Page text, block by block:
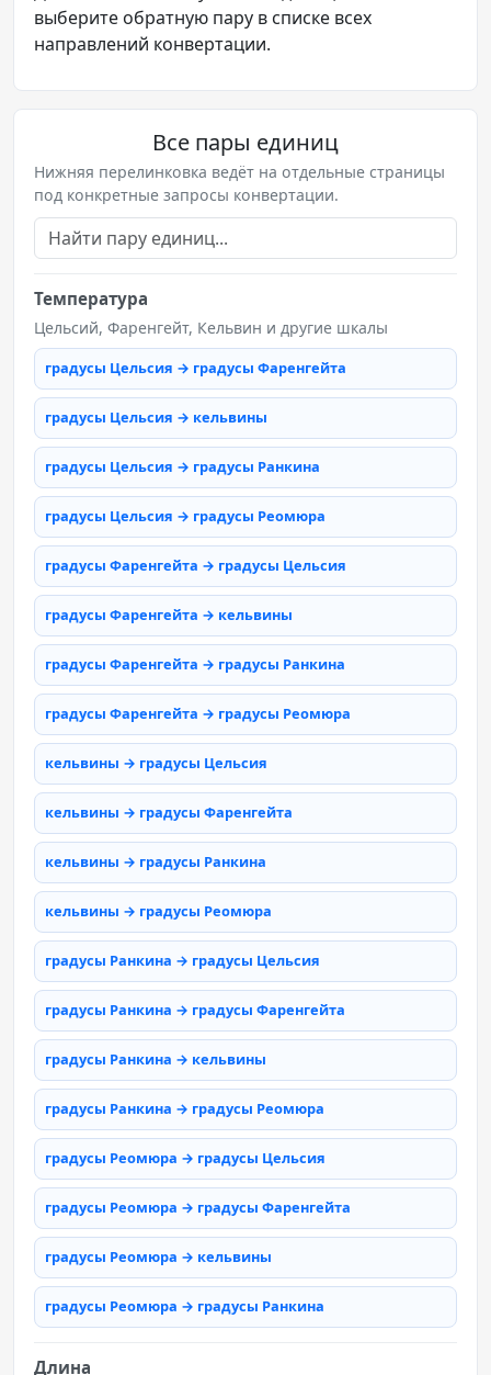
выберите обратную пару в списке всех
направлений конвертации.
Все пары единиц
Нижняя перелинковка ведёт на отдельные страницы
под конкретные запросы конвертации.
Температура
Цельсий, Фаренгейт, Кельвин и другие шкалы
градусы Цельсия → градусы Фаренгейта
градусы Цельсия → кельвины
градусы Цельсия → градусы Ранкина
градусы Цельсия → градусы Реомюра
градусы Фаренгейта → градусы Цельсия
градусы Фаренгейта → кельвины
градусы Фаренгейта → градусы Ранкина
градусы Фаренгейта → градусы Реомюра
кельвины → градусы Цельсия
кельвины → градусы Фаренгейта
кельвины → градусы Ранкина
кельвины → градусы Реомюра
градусы Ранкина → градусы Цельсия
градусы Ранкина → градусы Фаренгейта
градусы Ранкина → кельвины
градусы Ранкина → градусы Реомюра
градусы Реомюра → градусы Цельсия
градусы Реомюра → градусы Фаренгейта
градусы Реомюра → кельвины
градусы Реомюра → градусы Ранкина
Длина